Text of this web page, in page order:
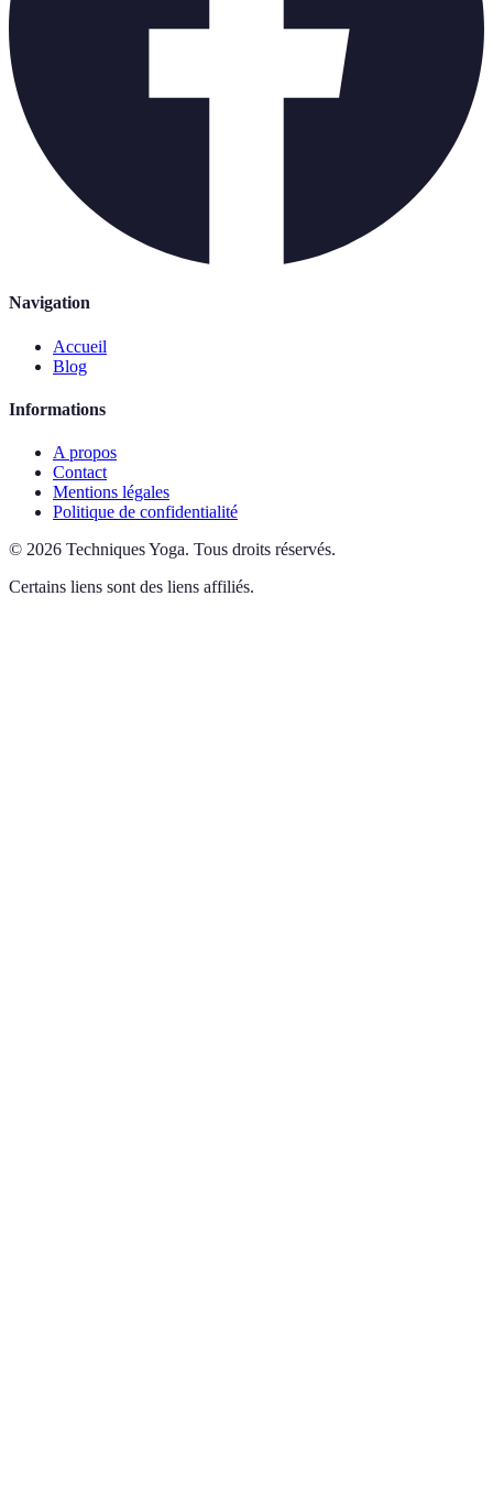
Navigation
Accueil
Blog
Informations
A propos
Contact
Mentions légales
Politique de confidentialité
© 2026 Techniques Yoga. Tous droits réservés.
Certains liens sont des liens affiliés.